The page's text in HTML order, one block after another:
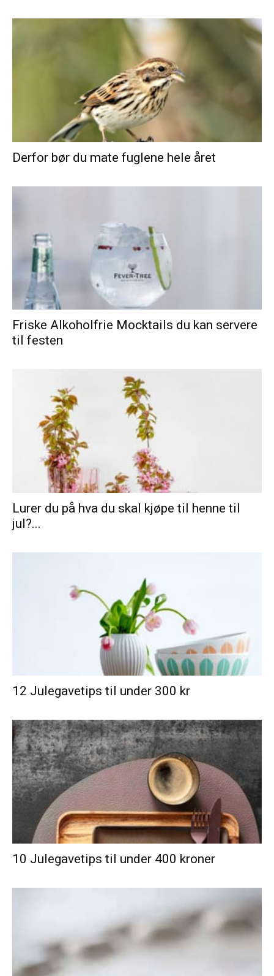
Derfor bør du mate fuglene hele året
Friske Alkoholfrie Mocktails du kan servere
til festen
Lurer du på hva du skal kjøpe til henne til
jul?...
12 Julegavetips til under 300 kr
10 Julegavetips til under 400 kroner